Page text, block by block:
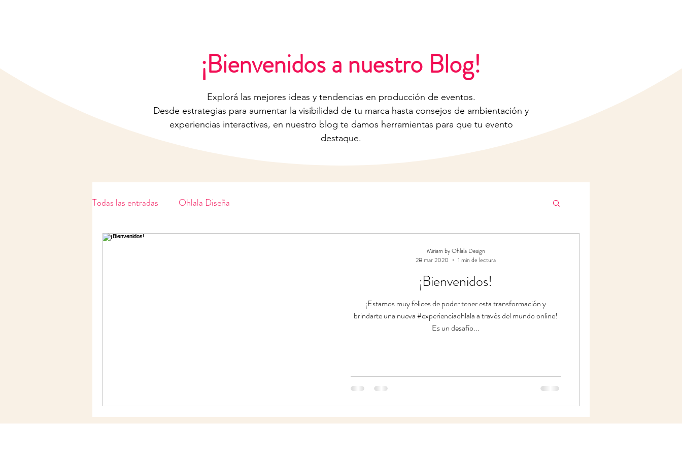
¡Bienvenidos a nuestro Blog!
Explorá las mejores ideas y tendencias en producción de eventos.
Desde estrategias para aumentar la visibilidad de tu marca hasta consejos de ambientación y
experiencias interactivas, en nuestro blog te damos herramientas para que tu evento
destaque.
Todas las entradas Ohlala Diseña
¡Bienvenidos!
¡Estamos muy felices de poder tener esta transformación y
brindarte una nueva #experienciaohlala a través del mundo online!
Es un desafío...
Miriam by Ohlala Design
28 mar 2020
1 min de lectura